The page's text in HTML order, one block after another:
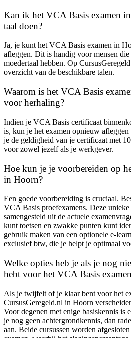
Kan ik het VCA Basis examen
taal doen?
Ja, je kunt het VCA Basis examen in
afleggen. Dit is handig voor mensen
moedertaal hebben. Op
overzicht van de beschikbare talen.
Waarom is het VCA Basis
voor herhaling?
Indien je VCA Basis certificaat
is, kun je het examen opnieuw
je de geldigheid van je certificaat met
voor zowel jezelf als je werkgever.
Hoe kun je je voorbereiden op
in Hoorn?
Een goede voorbereiding is cruciaal.
VCA Basis proefexamens. Deze unieke
samengesteld uit de actuele
kunt toetsen en zwakke punten kunt
gebruik maken van een optionele e-
exclusief btw, die je helpt je optimaal
Welke opties heb je als je nog
hebt voor het VCA Basis
Als je twijfelt of je klaar bent voor het
CursusGeregeld.nl in Hoorn
Voor degenen met enige basiskennis is
je nog geen achtergrondkennis, dan
aan. Beide cursussen worden